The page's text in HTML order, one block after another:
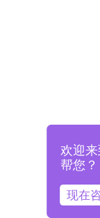
登录即表
欢迎
帮您？
现在